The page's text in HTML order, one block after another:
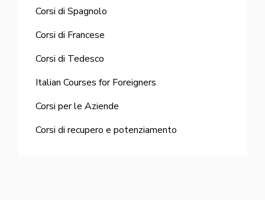
Corsi di Spagnolo
Corsi di Francese
Corsi di Tedesco
Italian Courses for Foreigners
Corsi per le Aziende
Corsi di recupero e potenziamento